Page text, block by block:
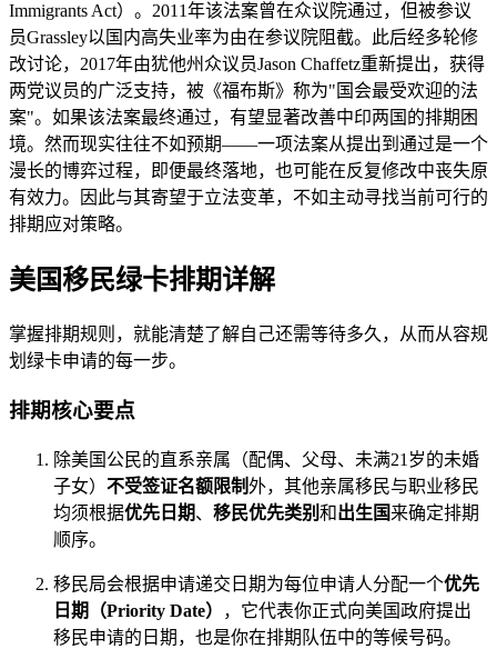
Immigrants Act）。2011年该法案曾在众议院通过，但被参议
员Grassley以国内高失业率为由在参议院阻截。此后经多轮修
改讨论，2017年由犹他州众议员Jason Chaffetz重新提出，获得
两党议员的广泛支持，被《福布斯》称为"国会最受欢迎的法
案"。如果该法案最终通过，有望显著改善中印两国的排期困
境。然而现实往往不如预期——一项法案从提出到通过是一个
漫长的博弈过程，即便最终落地，也可能在反复修改中丧失原
有效力。因此与其寄望于立法变革，不如主动寻找当前可行的
排期应对策略。
美国移民绿卡排期详解
掌握排期规则，就能清楚了解自己还需等待多久，从而从容规
划绿卡申请的每一步。
排期核心要点
除美国公民的直系亲属（配偶、父母、未满21岁的未婚
子女） 不受签证名额限制外，其他亲属移民与职业移民
均须根据优先日期、 移民优先类别 和出生国 来确定排期
顺序。
移民局会根据申请递交日期为每位申请人分配一个优先
日期（Priority Date）
，它代表你正式向美国政府提出
移民申请的日期，也是你在排期队伍中的等候号码。